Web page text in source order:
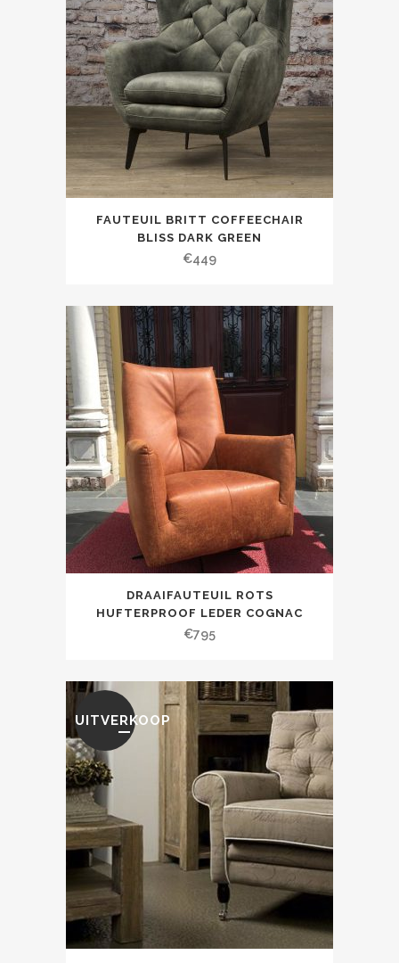
FAUTEUIL BRITT COFFEECHAIR
BLISS DARK GREEN
€449
DRAAIFAUTEUIL ROTS
HUFTERPROOF LEDER COGNAC
€795
UITVERKOOP